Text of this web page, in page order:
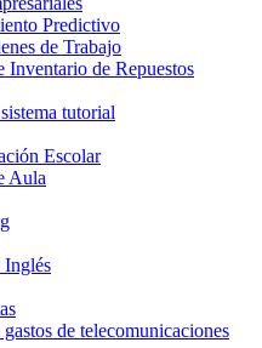
Predictivo
de Trabajo
Inventario de Repuestos
tutorial
Escolar
Aula
Inglés
de telecomunicaciones